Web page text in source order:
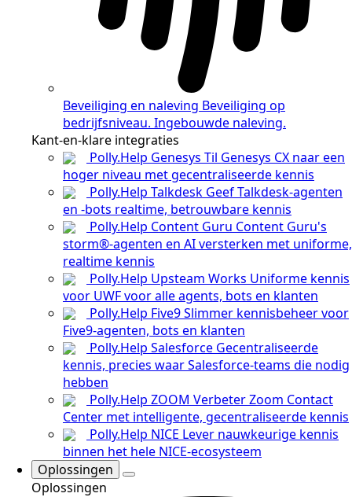
Beveiliging en naleving Beveiliging op
bedrijfsniveau. Ingebouwde naleving.
Kant-en-klare integraties
Polly.Help Genesys Til Genesys CX naar een
hoger niveau met gecentraliseerde kennis
Polly.Help Talkdesk Geef Talkdesk-agenten
en -bots realtime, betrouwbare kennis
Polly.Help Content Guru Content Guru's
storm®-agenten en AI versterken met uniforme,
realtime kennis
Polly.Help Upsteam Works Uniforme kennis
voor UWF voor alle agents, bots en klanten
Polly.Help Five9Slimmer kennisbeheer voor
Five9-agenten, bots en klanten
Polly.Help Salesforce Gecentraliseerde
kennis, precies waar Salesforce-teams die nodig
hebben
Polly.Help ZOOM Verbeter Zoom Contact
Center met intelligente, gecentraliseerde kennis
Polly.Help NICE Lever nauwkeurige kennis
binnen het hele NICE-ecosysteem
Oplossingen
Oplossingen